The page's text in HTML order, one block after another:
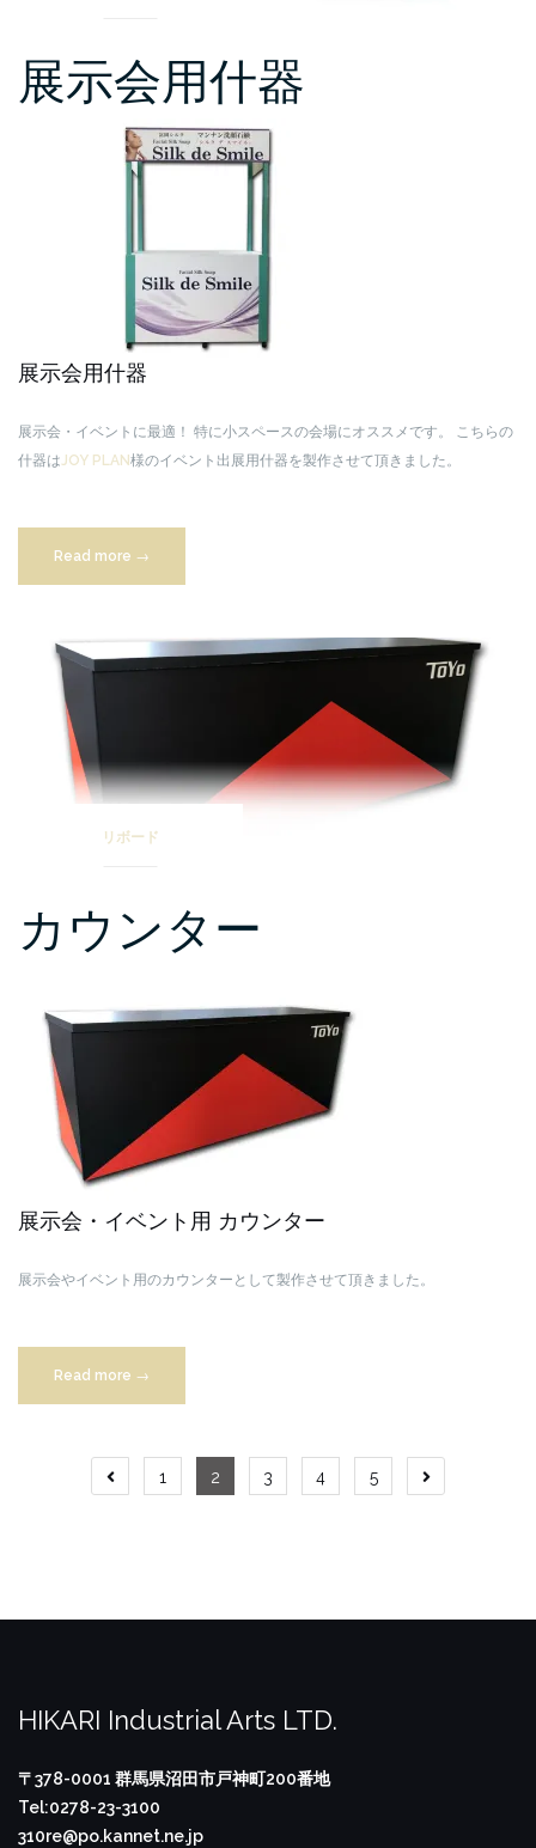
展示会用什器
展示会用什器
展示会・イベントに最適！ 特に小スペースの会場にオススメです。
こちらの
什器はJOY PLAN様のイベント出展用什器を製作させて頂きました。
Read more “展
示
什
→
リボード
カウンター
展示会・イベント用 カウンター
展示会やイベント用のカウンターとして製作させて頂きました。
Read more “カ
ウ
タ
→
投
ビ
ー
シ
ョ
1 2 3 4 5
HIKARI Industrial Arts LTD.
〒378-0001 群馬県沼田市戸神町200番地
Tel:0278-23-3100
310re@po.kannet.ne.jp